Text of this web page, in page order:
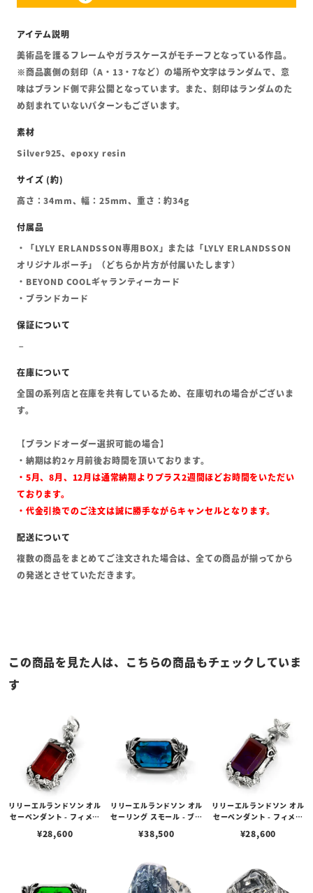
美術品を護るフレームやガラスケースがモチーフとなっている作品。
※商品裏側の刻印（A・13・7など）の場所や文字はランダムで、意
味はブランド側で非公開となっています。また、刻印はランダムのた
め刻まれていないパターンもございます。
Silver925、epoxy resin
高さ：34mm、幅：25mm、重さ：約34g
・「LYLY ERLANDSSON専用BOX」または「LYLY ERLANDSSON
オリジナルポーチ」（どちらか片方が付属いたします）
・BEYOND COOLギャランティーカード
・ブランドカード
全国の系列店と在庫を共有しているため、在庫切れの場合がございま
す。
【ブランドオーダー選択可能の場合】
・納期は約2ヶ月前後お時間を頂いております。
・5月、8月、12月は通常納期よりプラス2週間ほどお時間をいただい
ております。
・代金引換でのご注文は誠に勝手ながらキャンセルとなります。
複数の商品をまとめてご注文された場合は、全ての商品が揃ってから
の発送とさせていただきます。
この商品を見た人は、こちらの商品もチェックしていま
す
リリーエルランドソン オル
セーペンダント - フィメー
¥28,600
リリーエルランドソン オル
セーリング スモール - ブル
¥38,500
リリーエルランドソン オル
セーペンダント - フィメー
¥28,600